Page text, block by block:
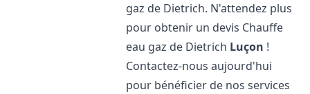
gaz de Dietrich. N'attendez plus
pour obtenir un devis Chauffe
eau gaz de Dietrich Luçon !
Contactez-nous aujourd'hui
pour bénéficier de nos services